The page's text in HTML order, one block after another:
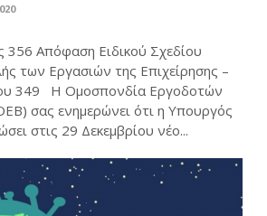
356 Απόφαση Ειδικού Σχεδίου
των Εργασιών της Επιχείρησης –
349 Η Ομοσπονδία Εργοδοτών
σας ενημερώνει ότι η Υπουργός
στις 29 Δεκεμβρίου νέο...